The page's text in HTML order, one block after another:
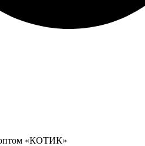
«КОТИК»